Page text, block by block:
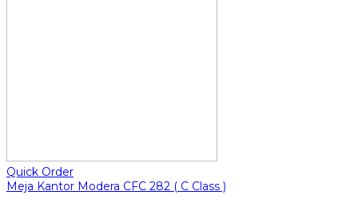
Quick Order
Meja Kantor Modera CFC 282 ( C Class )